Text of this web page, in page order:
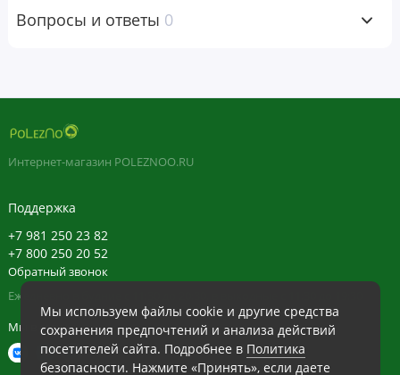
продается по весу, а не по объему. Возможна небольшая
усадка продукта.
ценность
мерная ложка (5 г)
упаковке:
Фолат
400 мкг DFE
(240 мкг
фолиевой
кислоты)
100%
Вопросы и ответы 0
Мы используем файлы cookie и другие средства
сохранения предпочтений и анализа действий
посетителей сайта. Подробнее в Политика
безопасности. Нажмите «Принять», если даете
Интернет-магазин POLEZNOO.RU
Поддержка
+7 981 250 23 82
+7 800 250 20 52
Обратный звонок
Ежедневно в будние с 11:30 до 20:30, в выходные с 11:30 до 19:30
Мы в сети